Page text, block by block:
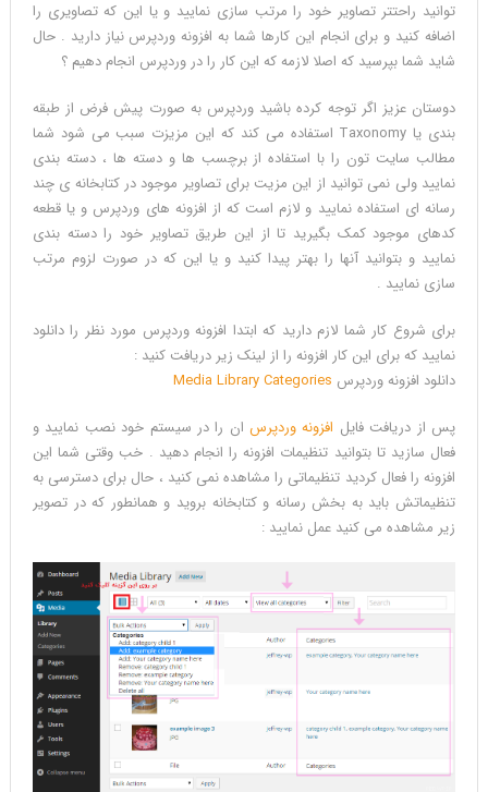
توانید راحتتر تصاویر خود را مرتب سازی نمایید و یا این که تصاویری را
اضافه کنید و برای انجام این کارها شما به افزونه وردپرس نیاز دارید . حال
شاید شما بپرسید که اصلا لازمه که این کار را در وردپرس انجام دهیم ؟
دوستان عزیز اگر توجه کرده باشید وردپرس به صورت پیش فرض از طبقه
بندی یا Taxonomy استفاده می کند که این مزیزت سبب می شود شما
مطالب سایت تون را با استفاده از برچسب ها و دسته ها ، دسته بندی
نمایید ولی نمی توانید از این مزیت برای تصاویر موجود در کتابخانه ی چند
رسانه ای استفاده نمایید و لازم است که از افزونه های وردپرس و یا قطعه
کدهای موجود کمک بگیرید تا از این طریق تصاویر خود را دسته بندی
نمایید و بتوانید آنها را بهتر پیدا کنید و یا این که در صورت لزوم مرتب
سازی نمایید .
برای شروع کار شما لازم دارید که ابتدا افزونه وردپرس مورد نظر را دانلود
نمایید که برای این کار افزونه را از لینک زیر دریافت کنید :
دانلود افزونه وردپرس Media Library Categories
پس از دریافت فایل افزونه وردپرسان را در سیستم خود نصب نمایید و
فعال سازید تا بتوانید تنظیمات افزونه را انجام دهید . خب وقتی شما این
افزونه را فعال کردید تنظیماتی را مشاهده نمی کنید ، حال برای دسترسی به
تنظیماتش باید به بخش رسانه و کتابخانه بروید و همانطور که در تصویر
زیر مشاهده می کنید عمل نمایید :